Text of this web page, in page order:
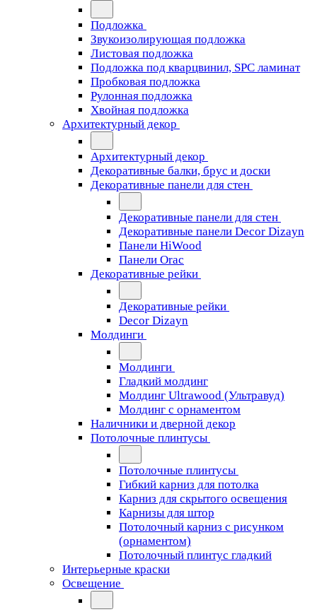
Подложка
Звукоизолирующая подложка
Листовая подложка
Подложка под кварцвинил, SPC ламинат
Пробковая подложка
Рулонная подложка
Хвойная подложка
Архитектурный декор
Архитектурный декор
Декоративные балки, брус и доски
Декоративные панели для стен
Декоративные панели для стен
Декоративные панели Decor Dizayn
Панели HiWood
Панели Orac
Декоративные рейки
Декоративные рейки
Decor Dizayn
Молдинги
Молдинги
Гладкий молдинг
Молдинг Ultrawood (Ультравуд)
Молдинг с орнаментом
Наличники и дверной декор
Потолочные плинтусы
Потолочные плинтусы
Гибкий карниз для потолка
Карниз для скрытого освещения
Карнизы для штор
Потолочный карниз с рисунком
(орнаментом)
Потолочный плинтус гладкий
Интерьерные краски
Освещение